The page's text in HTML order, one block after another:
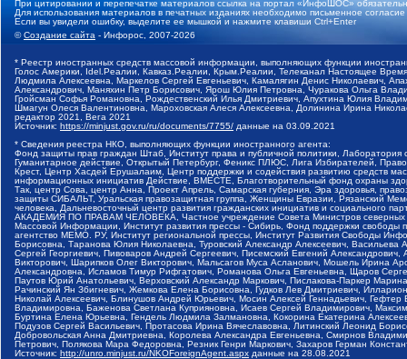
При цитировании и перепечатке материалов ссылка на портал «ИнфоШОС»
Для использования материалов в печатных изданиях необходимо письменное
Если вы увидели ошибку, выделите ее мышкой и нажмите клавиши Ctrl+Enter
©Создание сайта - Инфорос, 2007-2026
* Реестр иностранных средств массовой информации, выполняющих функции
Голос Америки, Idel.Реалии, Кавказ.Реалии, Крым.Реалии, Телеканал Настоящее
Людмила Алексеевна, Маркелов Сергей Евгеньевич, Камалягин Денис Николаевич,
Александрович, Маняхин Петр Борисович, Ярош Юлия Петровна, Чуракова Ольга
Гройсман Софья Романовна, Рождественский Илья Дмитриевич, Апухтина Юлия
Шмагун Олеся Валентиновна, Мароховская Алеся Алексеевна, Долинина Ирина
редактор 2021, Вега 2021
Источник: https://minjust.gov.ru/ru/documents/7755/ данные на 03.09.2021
* Сведения реестра НКО, выполняющих функции иностранного агента:
Фонд защиты прав граждан Штаб, Институт права и публичной политики,
Гуманитарное действие, Открытый Петербург, Феникс ПЛЮС, Лига Избирателей,
Крест, Центр Хасдей Ерушалаим, Центр поддержки и содействия развитию средств
информационных инициатив Действие, ВМЕСТЕ, Благотворительный фонд охраны
Так, центр Сова, центр Анна, Проект Апрель, Самарская губерния, Эра здоровья,
защиты СИБАЛЬТ, Уральская правозащитная группа, Женщины Евразии, Рязанский
человека, Дальневосточный центр развития гражданских инициатив и социального
АКАДЕМИЯ ПО ПРАВАМ ЧЕЛОВЕКА, Частное учреждение Совета Министров северных
Массовой Информации, Институт развития прессы - Сибирь, Фонд поддержки
агентство МЕМО. РУ, Институт региональной прессы, Институт Развития Свободы
Борисовна, Таранова Юлия Николаевна, Туровский Александр Алексеевич,
Сергей Георгиевич, Пивоваров Андрей Сергеевич, Писемский Евгений
Викторович, Шарипков Олег Викторович, Мальсагов Муса Асланович, Мошель Ирина
Александровна, Исламов Тимур Рифгатович, Романова Ольга Евгеньевна, Щаров
Паутов Юрий Анатольевич, Верховский Александр Маркович, Пислакова-Паркер
Рачинский Ян Збигневич, Жемкова Елена Борисовна, Гудков Лев Дмитриевич,
Николай Алексеевич, Блинушов Андрей Юрьевич, Мосин Алексей Геннадьевич,
Владимировна, Баженова Светлана Куприяновна, Исаев Сергей Владимирович,
Буртина Елена Юрьевна, Гендель Людмила Залмановна, Кокорина Екатерина
Подузов Сергей Васильевич, Протасова Ирина Вячеславовна, Литинский Леонид
Добровольская Анна Дмитриевна, Королева Александра Евгеньевна, Смирнов
Петрович, Полякова Мара Федоровна, Резник Генри Маркович, Захаров Герман
Источник: http://unro.minjust.ru/NKOForeignAgent.aspx данные на 28.08.2021